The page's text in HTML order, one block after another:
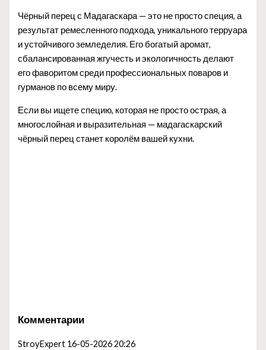
Чёрный перец с Мадагаскара — это не просто специя, а
результат ремесленного подхода, уникального терруара
и устойчивого земледелия. Его богатый аромат,
сбалансированная жгучесть и экологичность делают
его фаворитом среди профессиональных поваров и
гурманов по всему миру.
Если вы ищете специю, которая не просто острая, а
многослойная и выразительная — мадагаскарский
чёрный перец станет королём вашей кухни.
Комментарии
StroyExpert 16-05-2026 20:26